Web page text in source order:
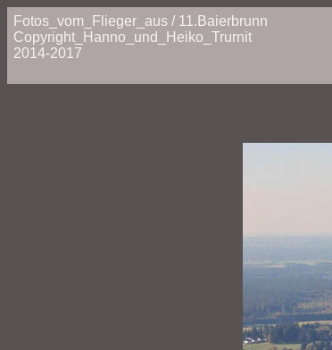
Fotos_vom_Flieger_aus / 11.Baierbrunn
Copyright_Hanno_und_Heiko_Trurnit
2014-2017